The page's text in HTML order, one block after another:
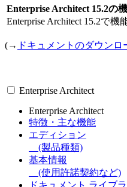
Enterprise Architect 15.2の
Enterprise Architect 15.2で
(→ ドキュメントのダウン
Enterprise Architect
Enterprise Architect
特徴・主な機能
エディション
(製品種類)
基本情報
(使用許諾契約など)